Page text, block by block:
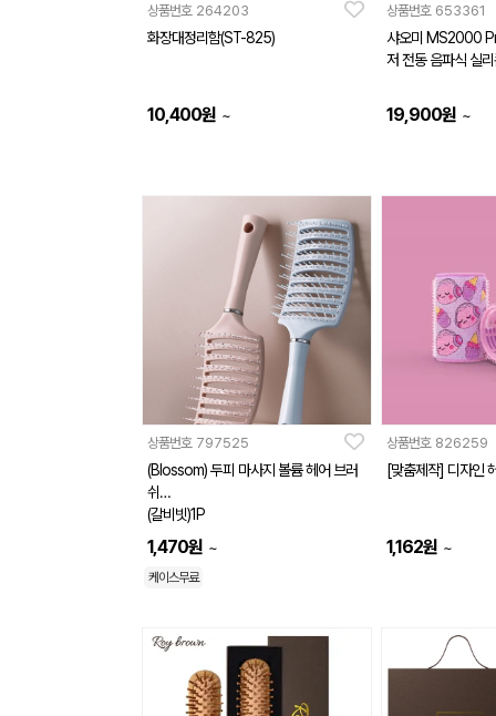
상품번호 264203
화장대정리함(ST-825)
10,400원 ~
상품번호 653361
샤오미 MS2000
저 전동 음파식 실
19,900원 ~
상품번호 797525
(Blossom) 두피 마사지 볼륨 헤어 브러
쉬
(갈비빗)1P
1,470원 ~
케이스무료
상품번호 826259
[맞춤제작] 디자인
1,162원 ~